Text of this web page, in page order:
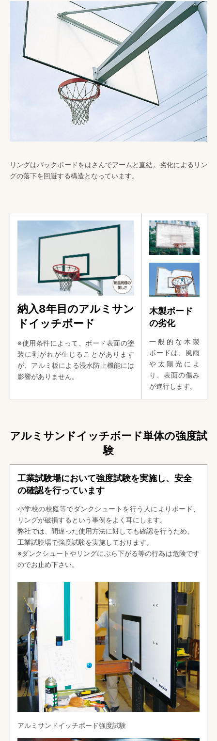
リングはバックボードをはさんでアームと直結。劣化によるリン
グの落下を回避する構造となっています。
納入8年目のアルミサン
ドイッチボード
※使用条件によって、ボード表面の塗
装に剥がれが生じることがあります
が、アルミ板による浸水防止機能には
影響がありません。
木製ボード
の劣化
一般的な木製
ボードは、風雨
や太陽光によ
り、表面の傷み
が進行します。
アルミサンドイッチボード単体の強度試
験
工業試験場において強度試験を実施し、安全
の確認を行っています
小学校の校庭等でダンクシュートを行う人によりボード、
リングが破損するという事例をよく耳にします。
弊社では、間違った使用方法に対しても確認を行うため、
工業試験場で強度試験を実施しております。
※ダンクシュートやリングにぶら下がる等の行為は危険です
のでお止め下さい。
アルミサンドイッチボード強度試験